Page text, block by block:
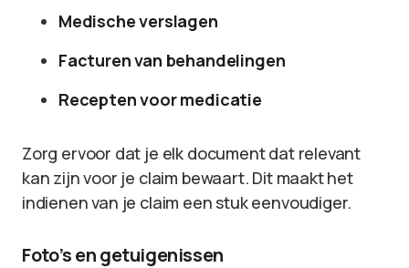
Medische verslagen
Facturen van behandelingen
Recepten voor medicatie
Zorg ervoor dat je elk document dat relevant
kan zijn voor je claim bewaart. Dit maakt het
indienen van je claim een stuk eenvoudiger.
Foto’s en getuigenissen